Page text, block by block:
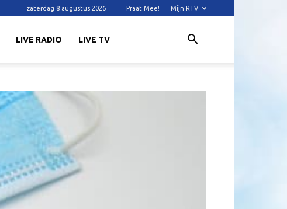
zaterdag 8 augustus 2026 Praat Mee! Mijn RTV
LIVE RADIO LIVE TV